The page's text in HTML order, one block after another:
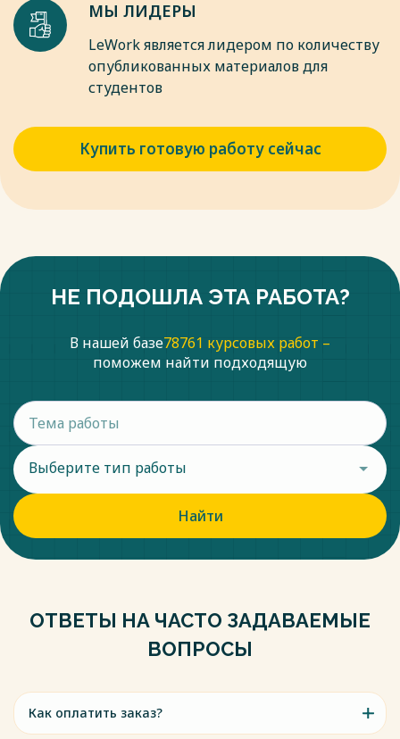
МЫ ЛИДЕРЫ
LeWork является лидером по количеству
опубликованных материалов для
студентов
Купить готовую работу сейчас
НЕ ПОДОШЛА ЭТА РАБОТА?
В нашей базе78761 курсовых работ –
поможем найти подходящую
Выберите тип работы
Найти
ОТВЕТЫ НА ЧАСТО ЗАДАВАЕМЫЕ
ВОПРОСЫ
Как оплатить заказ?